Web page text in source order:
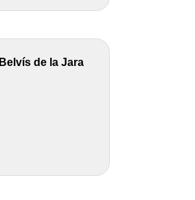
Belvís de la Jara